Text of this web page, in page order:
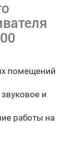
помещений
и
работы на